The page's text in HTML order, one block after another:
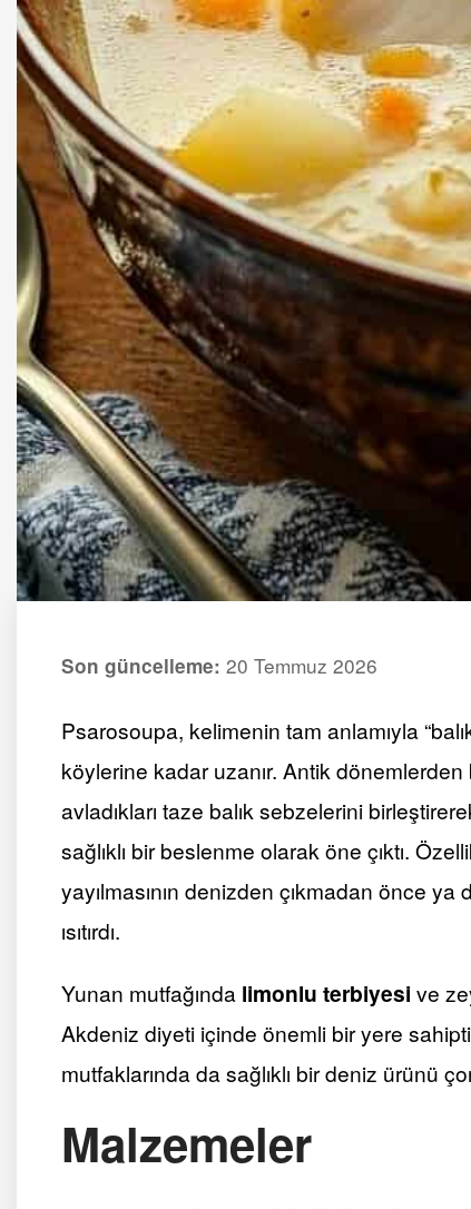
Son güncelleme: 20 Temmuz 2026
Psarosoupa, kelimenin tam anlamıyla
köylerine kadar uzanır. Antik
avladıkları taze balık sebzelerini
sağlıklı bir beslenme olarak öne çıktı.
yayılmasının denizden çıkmadan önce
ısıtırdı.
Yunan mutfağında limonlu terbiyesi ve
Akdeniz diyeti içinde önemli bir yere
mutfaklarında da sağlıklı bir deniz ürünü
Malzemeler